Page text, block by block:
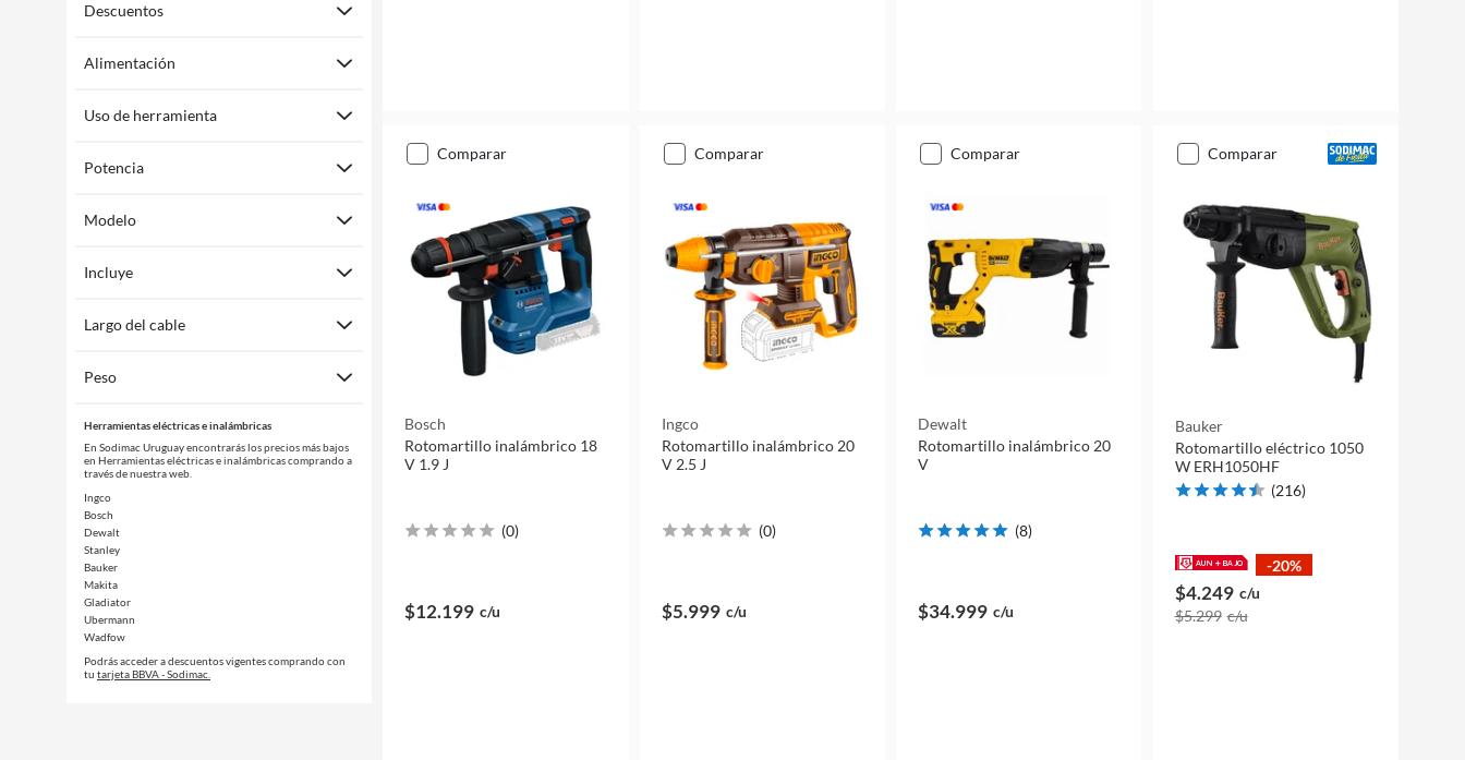
Descuentos
Alimentación
Uso de herramienta
Potencia
Modelo
Incluye
Largo del cable
Peso
Herramientas eléctricas e inalámbricas
En Sodimac Uruguay encontrarás los precios más bajos
en Herramientas eléctricas e inalámbricas comprando a
través de nuestra web.
Ingco
Bosch
Dewalt
Stanley
Bauker
Makita
Gladiator
Ubermann
Wadfow
Podrás acceder a descuentos vigentes comprando con
tu tarjeta BBVA - Sodimac.
comparar
Bosch
Rotomartillo inalámbrico 18
V 1.9 J
(0)
$12.199 c/u
comparar
Ingco
Rotomartillo inalámbrico 20
V 2.5 J
(0)
$5.999 c/u
comparar
Dewalt
Rotomartillo inalámbrico 20
V
(8)
$34.999 c/u
comparar
Bauker
Rotomartillo eléctrico 1050
W ERH1050HF
(216)
-20%
$4.249 c/u
$5.299 c/u